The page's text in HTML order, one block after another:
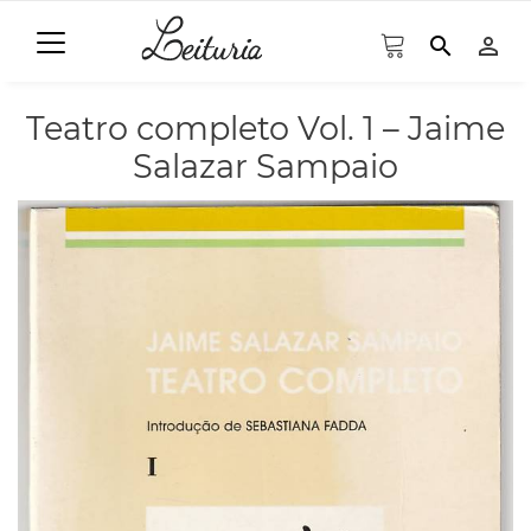
search person_outline
Teatro completo Vol. 1 – Jaime
Salazar Sampaio